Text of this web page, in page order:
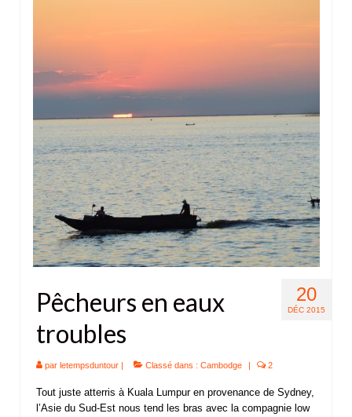
20
DÉC 2015
Pêcheurs en eaux
troubles
par letempsduntour | Classé dans : Cambodge | 2
Tout juste atterris à Kuala Lumpur en provenance de Sydney,
l’Asie du Sud-Est nous tend les bras avec la compagnie low